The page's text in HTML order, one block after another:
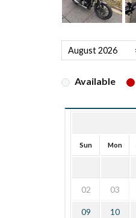
Available
Sun Mon
02 03
09 10